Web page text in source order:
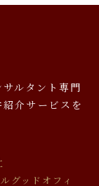
ルタント専門
介サービスを
ッドオフィ